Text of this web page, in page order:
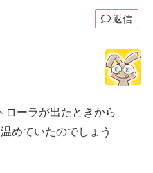
返信
ローラが出たときから
めていたのでしょう